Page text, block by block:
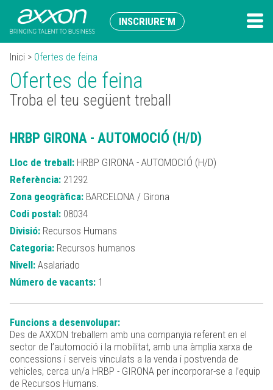
INSCRIURE'M
Inici > Ofertes de feina
Ofertes de feina
Troba el teu següent treball
HRBP GIRONA - AUTOMOCIÓ (H/D)
Lloc de treball:HRBP GIRONA - AUTOMOCIÓ (H/D)
Referència:21292
Zona geogràfica:BARCELONA / Girona
Codi postal:08034
Divisió:Recursos Humans
Categoria:Recursos humanos
Nivell:Asalariado
Número de vacants:1
Funcions a desenvolupar:
Des de AXXON treballem amb una companyia referent en el
sector de l’automoció i la mobilitat, amb una àmplia xarxa de
concessions i serveis vinculats a la venda i postvenda de
vehicles, cerca un/a HRBP - GIRONA per incorporar-se a l’equip
de Recursos Humans.